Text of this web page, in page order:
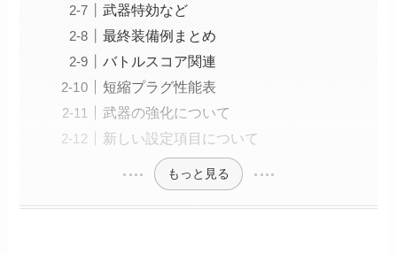
武器特効など
最終装備例まとめ
バトルスコア関連
短縮プラグ性能表
武器の強化について
新しい設定項目について
もっと見る